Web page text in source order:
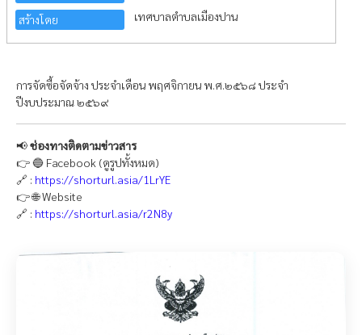
สร้างโดย เทศบาลตำบลเมืองปาน
การจัดซื้อจัดจ้าง ประจำเดือน พฤศจิกายน พ.ศ.๒๕๖๘ ประจำ
ปีงบประมาณ ๒๕๖๙
📢ช่องทางติดตามข่าวสาร
👉 🔵 Facebook (ดูรูปทั้งหมด)
🔗 : https://shorturl.asia/1LrYE
👉 🌐 Website
🔗 : https://shorturl.asia/r2N8y